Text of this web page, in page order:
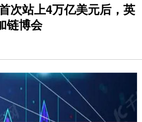
次站上4万亿美元后，英
链博会